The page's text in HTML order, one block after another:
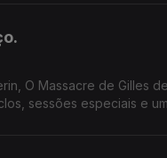
O Massacre de Gilles
sessões especiais e